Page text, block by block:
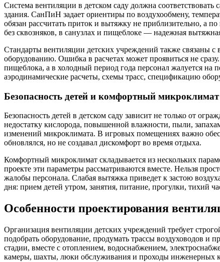
Система вентиляции в детском саду должна
здания. СанПиН задает ориентиры по воздухообмену,
обязан рассчитать приток и вытяжку не приблизительно, а
без сквозняков, в санузлах и пищеблоке — надежная
Стандарты вентиляции детских учреждений также связаны
оборудованию. Ошибка в расчетах может проявиться не
пищеблока, а в холодный период года персонал жалуется
аэродинамические расчеты, схемы трасс, спецификацию
Безопасность детей и комфортный
Безопасность детей в детском саду зависит не только от
недостатку кислорода, повышенной влажности, пыли,
изменений микроклимата. В игровых помещениях важно
обновлялся, но не создавал дискомфорт во время отдыха.
Комфортный микроклимат складывается из нескольких
проекте эти параметры рассматриваются вместе. Нельзя
жалобы персонала. Слабая вытяжка приведет к застою
дня: прием детей утром, занятия, питание, прогулки, тихий
Особенности проектирования
Организация вентиляции детских учреждений требует
подобрать оборудование, продумать трассы воздуховодов и
стадии, вместе с отоплением, водоснабжением,
камеры, шахты, люки обслуживания и проходы инженерных